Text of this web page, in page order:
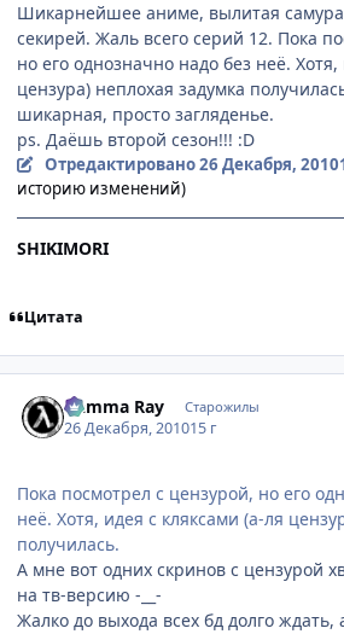
Шикарнейшее аниме, вылитая
секирей. Жаль всего серий 12. Пока
но его однозначно надо без неё.
цензура) неплохая задумка
шикарная, просто загляденье.
ps. Даёшь второй сезон!!! :D
Отредактировано26 Декабря, 2010
историю изменений)
SHIKIMORI
Цитата
Gamma Ray Старожилы
26 Декабря, 201015 г
Пока посмотрел с цензурой, но его
неё. Хотя, идея с кляксами (а-ля
получилась.
А мне вот одних скринов с цензурой
на тв-версию -__-
Жалко до выхода всех бд долго ждать,